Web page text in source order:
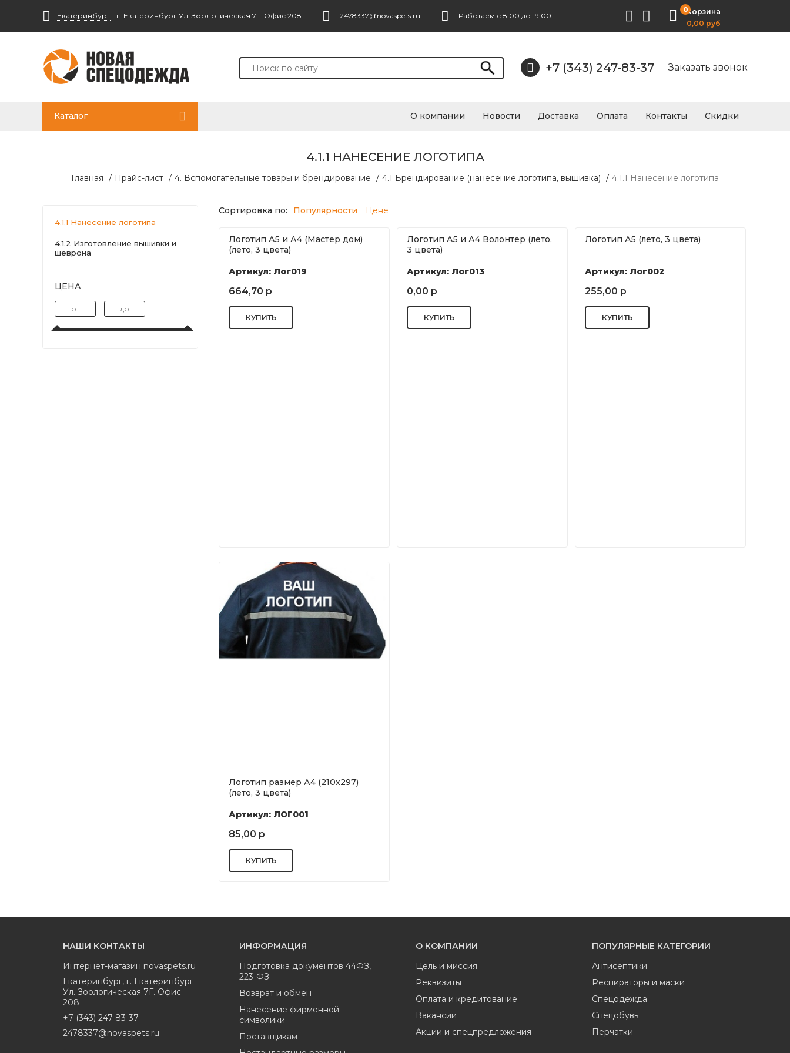
Екатеринбург г. Екатеринбург Ул. Зоологическая 7Г. Офис 208 2478337@novaspets.ru Работаем с 8:00 до 19:00
0Корзина
0,00 руб
+7 (343) 247-83-37 Заказать звонок
Каталог О компании Новости Доставка Оплата Контакты Скидки
4.1.1 НАНЕСЕНИЕ ЛОГОТИПА
Главная / Прайс-лист / 4. Вспомогательные товары и брендирование / 4.1 Брендирование (нанесение логотипа, вышивка) / 4.1.1 Нанесение логотипа
4.1.1 Нанесение логотипа
4.1.2 Изготовление вышивки и
шеврона
ЦЕНА
Сортировка по: Популярности Цене
Логотип А5 и А4 (Мастер дом)
(лето, 3 цвета)
Артикул: Лог019
664,70 р
Логотип А5 и А4 Волонтер (лето,
3 цвета)
Артикул: Лог013
0,00 р
Логотип А5 (лето, 3 цвета)
Артикул: Лог002
255,00 р
Логотип размер А4 (210х297)
(лето, 3 цвета)
Артикул: ЛОГ001
85,00 р
НАШИ КОНТАКТЫ
Интернет-магазин novaspets.ru
Екатеринбург, г. Екатеринбург
Ул. Зоологическая 7Г. Офис
208
+7 (343) 247-83-37
2478337@novaspets.ru
ИНФОРМАЦИЯ
Подготовка документов 44ФЗ,
223-ФЗ
Возврат и обмен
Нанесение фирменной
символики
Поставщикам
О КОМПАНИИ
Цель и миссия
Реквизиты
Оплата и кредитование
Вакансии
Акции и спецпредложения
ПОПУЛЯРНЫЕ КАТЕГОРИИ
Антисептики
Респираторы и маски
Спецодежда
Спецобувь
Перчатки